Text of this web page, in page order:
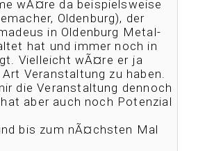
wÃ¤re da beispielsweise
Oldenburg), der
in Oldenburg Metal-
hat und immer noch in
Vielleicht wÃ¤re er ja
Veranstaltung zu haben.
die Veranstaltung dennoch
aber auch noch Potenzial
bis zum nÃ¤chsten Mal